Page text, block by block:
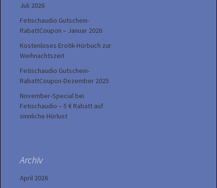
Juli 2026
Fetischaudio Gutschein-
RabattCoupon – Januar 2026
Kostenloses Erotik-Hörbuch zur
Weihnachtszeit
Fetischaudio Gutschein-
RabattCoupon-Dezember 2025
November-Special bei
Fetischaudio – 5 € Rabatt auf
sinnliche Hörlust
Archiv
April 2026